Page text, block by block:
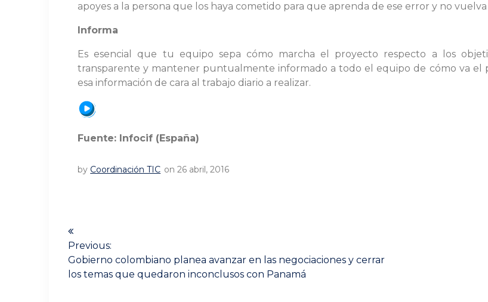
apoyes a la persona que los haya cometido para que aprenda de ese error y no
Informa
Es esencial que tu equipo sepa cómo marcha el proyecto respecto a los
transparente y mantener puntualmente informado a todo el equipo de cómo va
esa información de cara al trabajo diario a realizar.
Fuente: Infocif (España)
by Coordinación TIC on 26 abril, 2016
Navegación
de
entradas
Previous:
Previous
post:
Gobierno colombiano planea avanzar en las negociaciones y cerrar
los temas que quedaron inconclusos con Panamá